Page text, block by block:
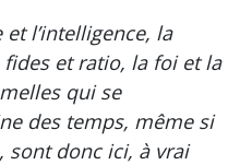
l’intelligence, la
et ratio, la foi et la
qui se
des temps, même si
sont donc ici, à vrai